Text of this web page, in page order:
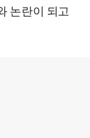
논란이 되고